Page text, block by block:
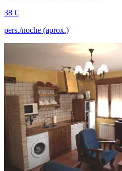
38 €
pers./noche (aprox.)